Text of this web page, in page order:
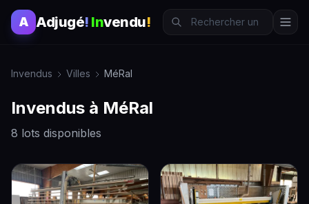
A Adjugé! Invendu!
Invendus Villes MéRal
Invendus à MéRal
8 lots disponibles